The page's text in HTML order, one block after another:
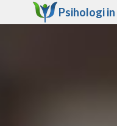
Psihologi in